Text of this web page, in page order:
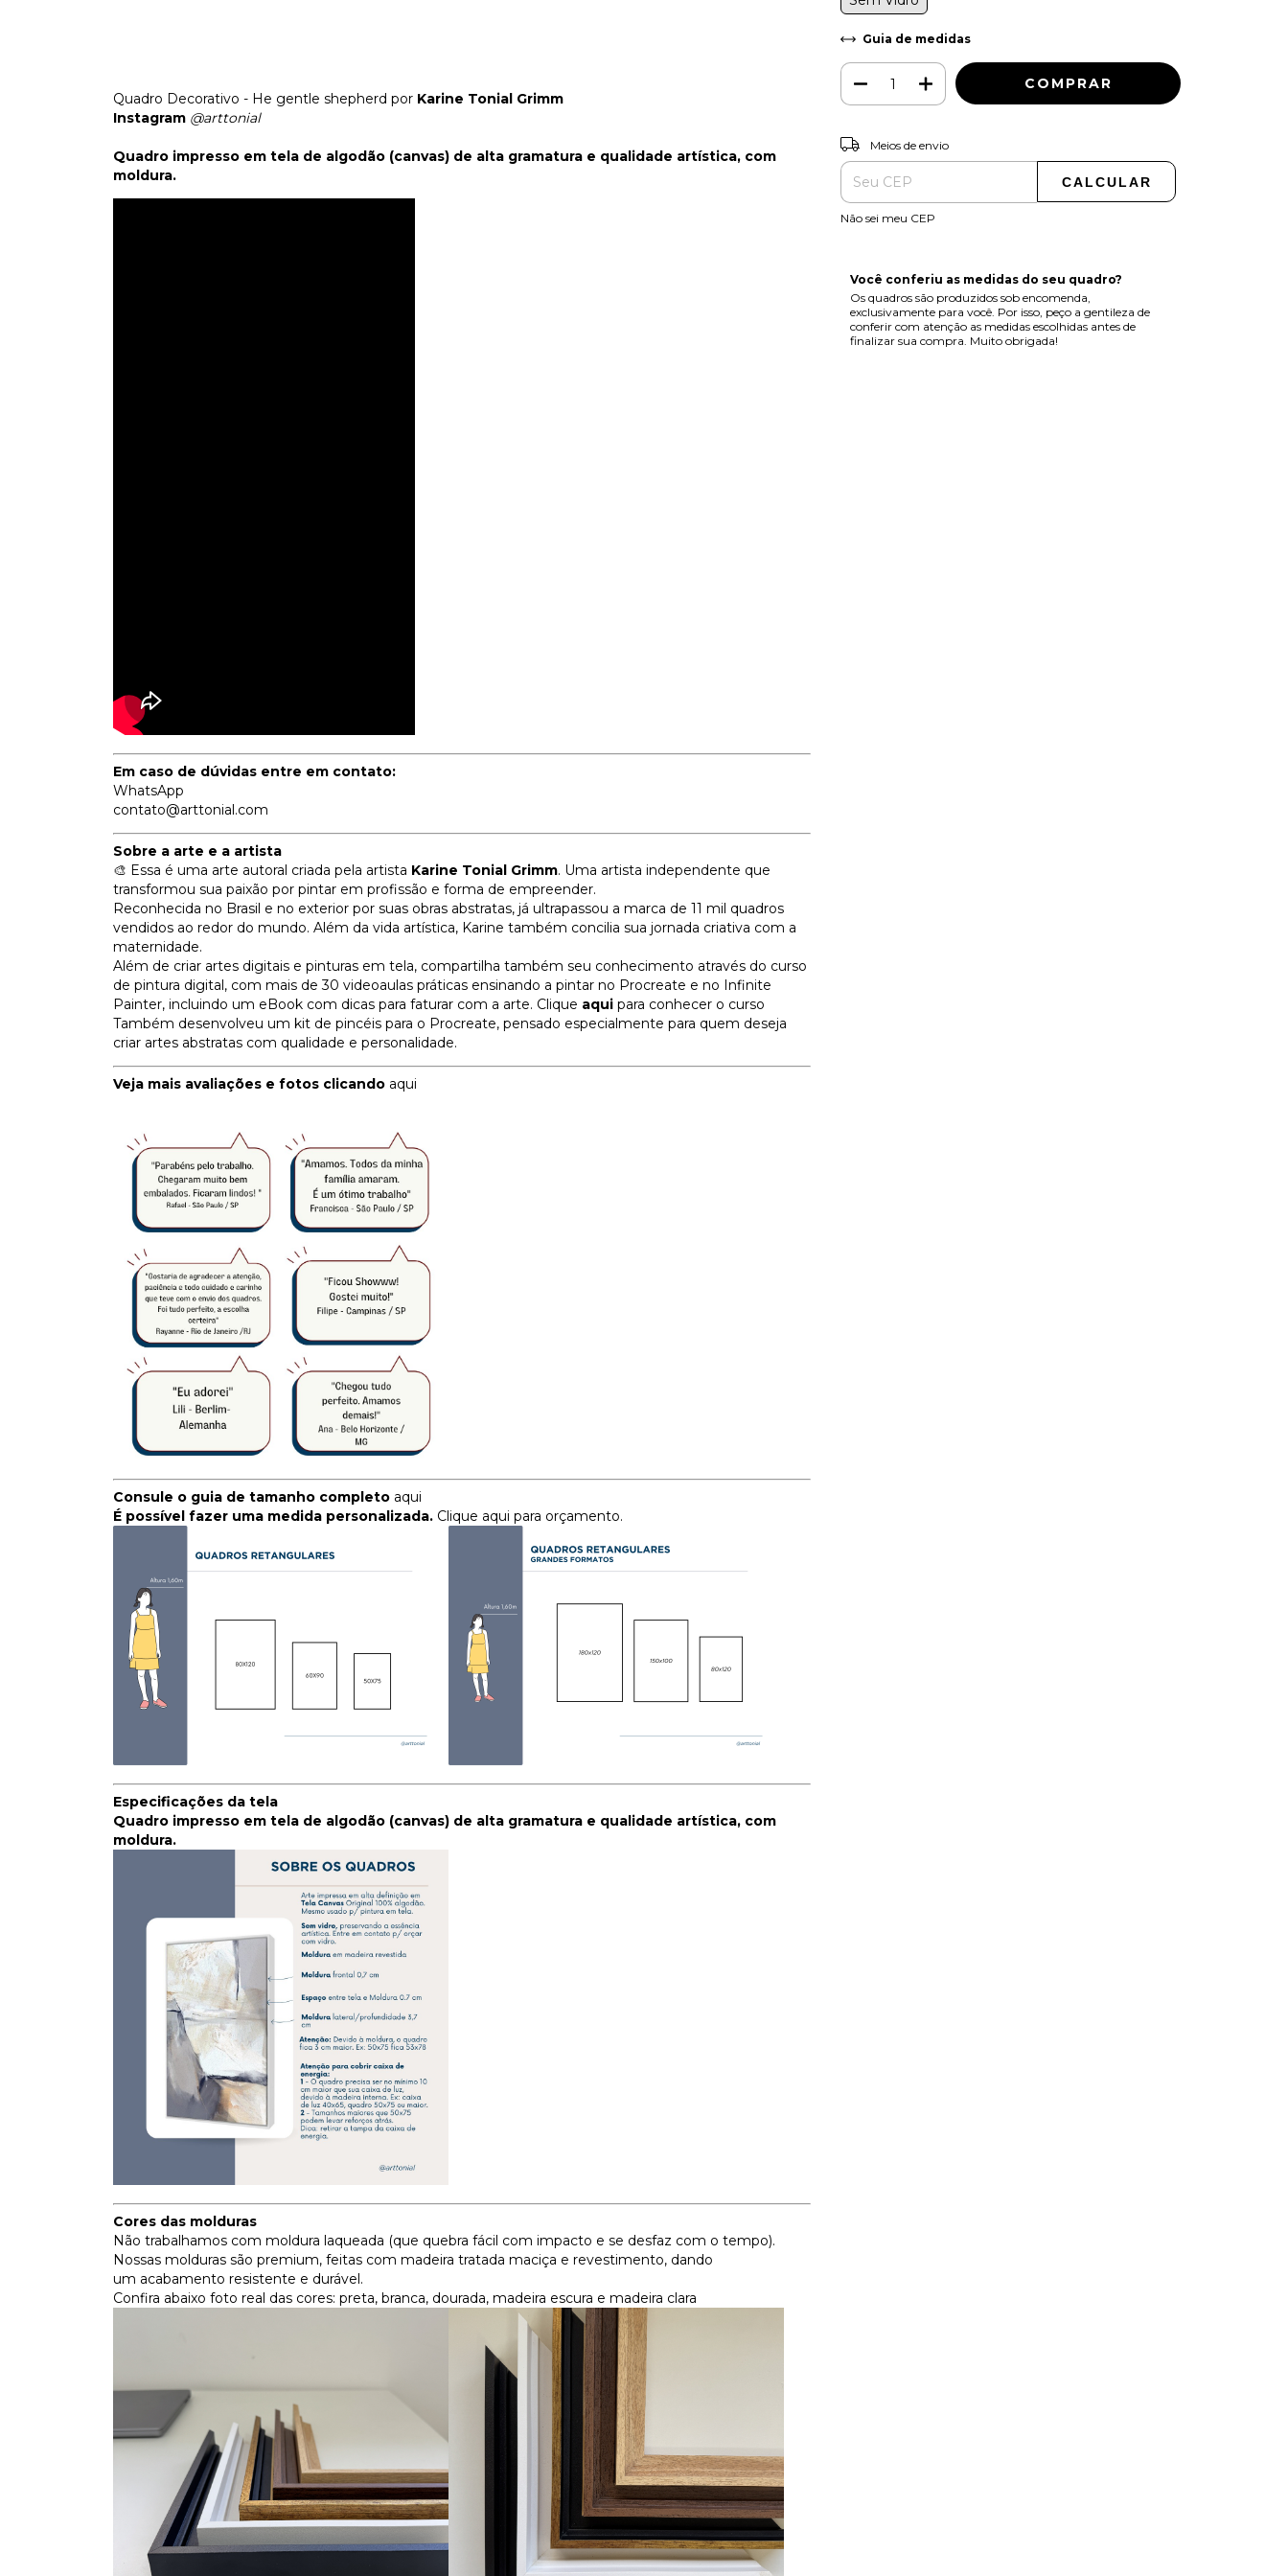
Quadro Decorativo - He gentle shepherd por Karine Tonial Grimm
Instagram @arttonial
Quadro impresso em tela de algodão (canvas) de alta gramatura e qualidade artística, com
moldura.
Em caso de dúvidas entre em contato:
WhatsApp
contato@arttonial.com
Sobre a arte e a artista
🎨 Essa é uma arte autoral criada pela artista Karine Tonial Grimm. Uma artista independente que
transformou sua paixão por pintar em profissão e forma de empreender.
Reconhecida no Brasil e no exterior por suas obras abstratas, já ultrapassou a marca de 11 mil quadros
vendidos ao redor do mundo. Além da vida artística, Karine também concilia sua jornada criativa com a
maternidade.
Além de criar artes digitais e pinturas em tela, compartilha também seu conhecimento através do curso
de pintura digital, com mais de 30 videoaulas práticas ensinando a pintar no Procreate e no Infinite
Painter, incluindo um eBook com dicas para faturar com a arte. Clique aqui para conhecer o curso
Também desenvolveu um kit de pincéis para o Procreate, pensado especialmente para quem deseja
criar artes abstratas com qualidade e personalidade.
Veja mais avaliações e fotos clicando aqui
Consule o guia de tamanho completo aqui
É possível fazer uma medida personalizada. Clique aqui para orçamento.
Especificações da tela
Quadro impresso em tela de algodão (canvas) de alta gramatura e qualidade artística, com
moldura.
Cores das molduras
Não trabalhamos com moldura laqueada (que quebra fácil com impacto e se desfaz com o tempo).
Nossas molduras são premium, feitas com madeira tratada maciça e revestimento, dando
um acabamento resistente e durável.
Confira abaixo foto real das cores: preta, branca, dourada, madeira escura e madeira clara
Guia de medidas
Entregas para o CEP:
Meios de envio
CALCULAR
Não sei meu CEP
Você conferiu as medidas do seu quadro?
Os quadros são produzidos sob encomenda,
exclusivamente para você. Por isso, peço a gentileza de
conferir com atenção as medidas escolhidas antes de
finalizar sua compra. Muito obrigada!